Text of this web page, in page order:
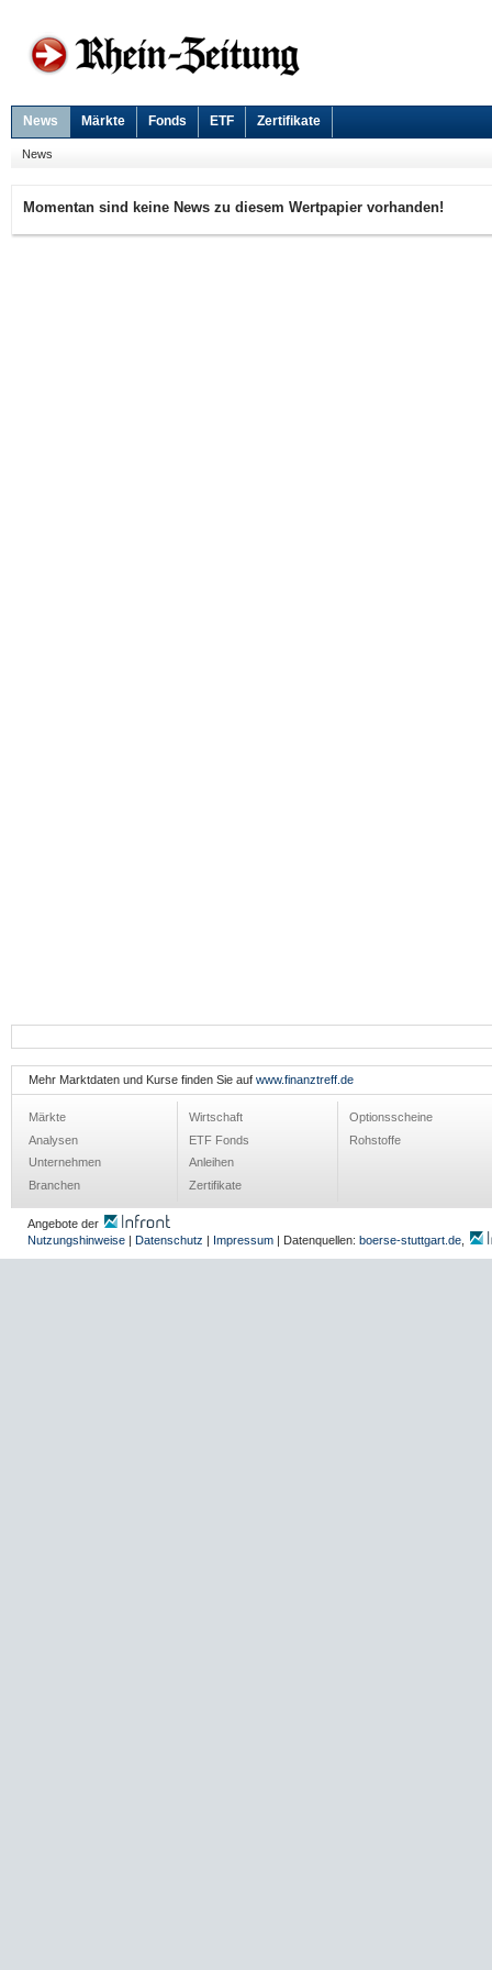
News Märkte Fonds ETF Zertifikate
News
Momentan sind keine News zu diesem Wertpapier vorhanden!
Mehr Marktdaten und Kurse finden Sie auf www.finanztreff.de
Märkte
Analysen
Unternehmen
Branchen
Wirtschaft
ETF Fonds
Anleihen
Zertifikate
Optionsscheine
Rohstoffe
Angebote der
Nutzungshinweise | Datenschutz | Impressum | Datenquellen: boerse-stuttgart.de